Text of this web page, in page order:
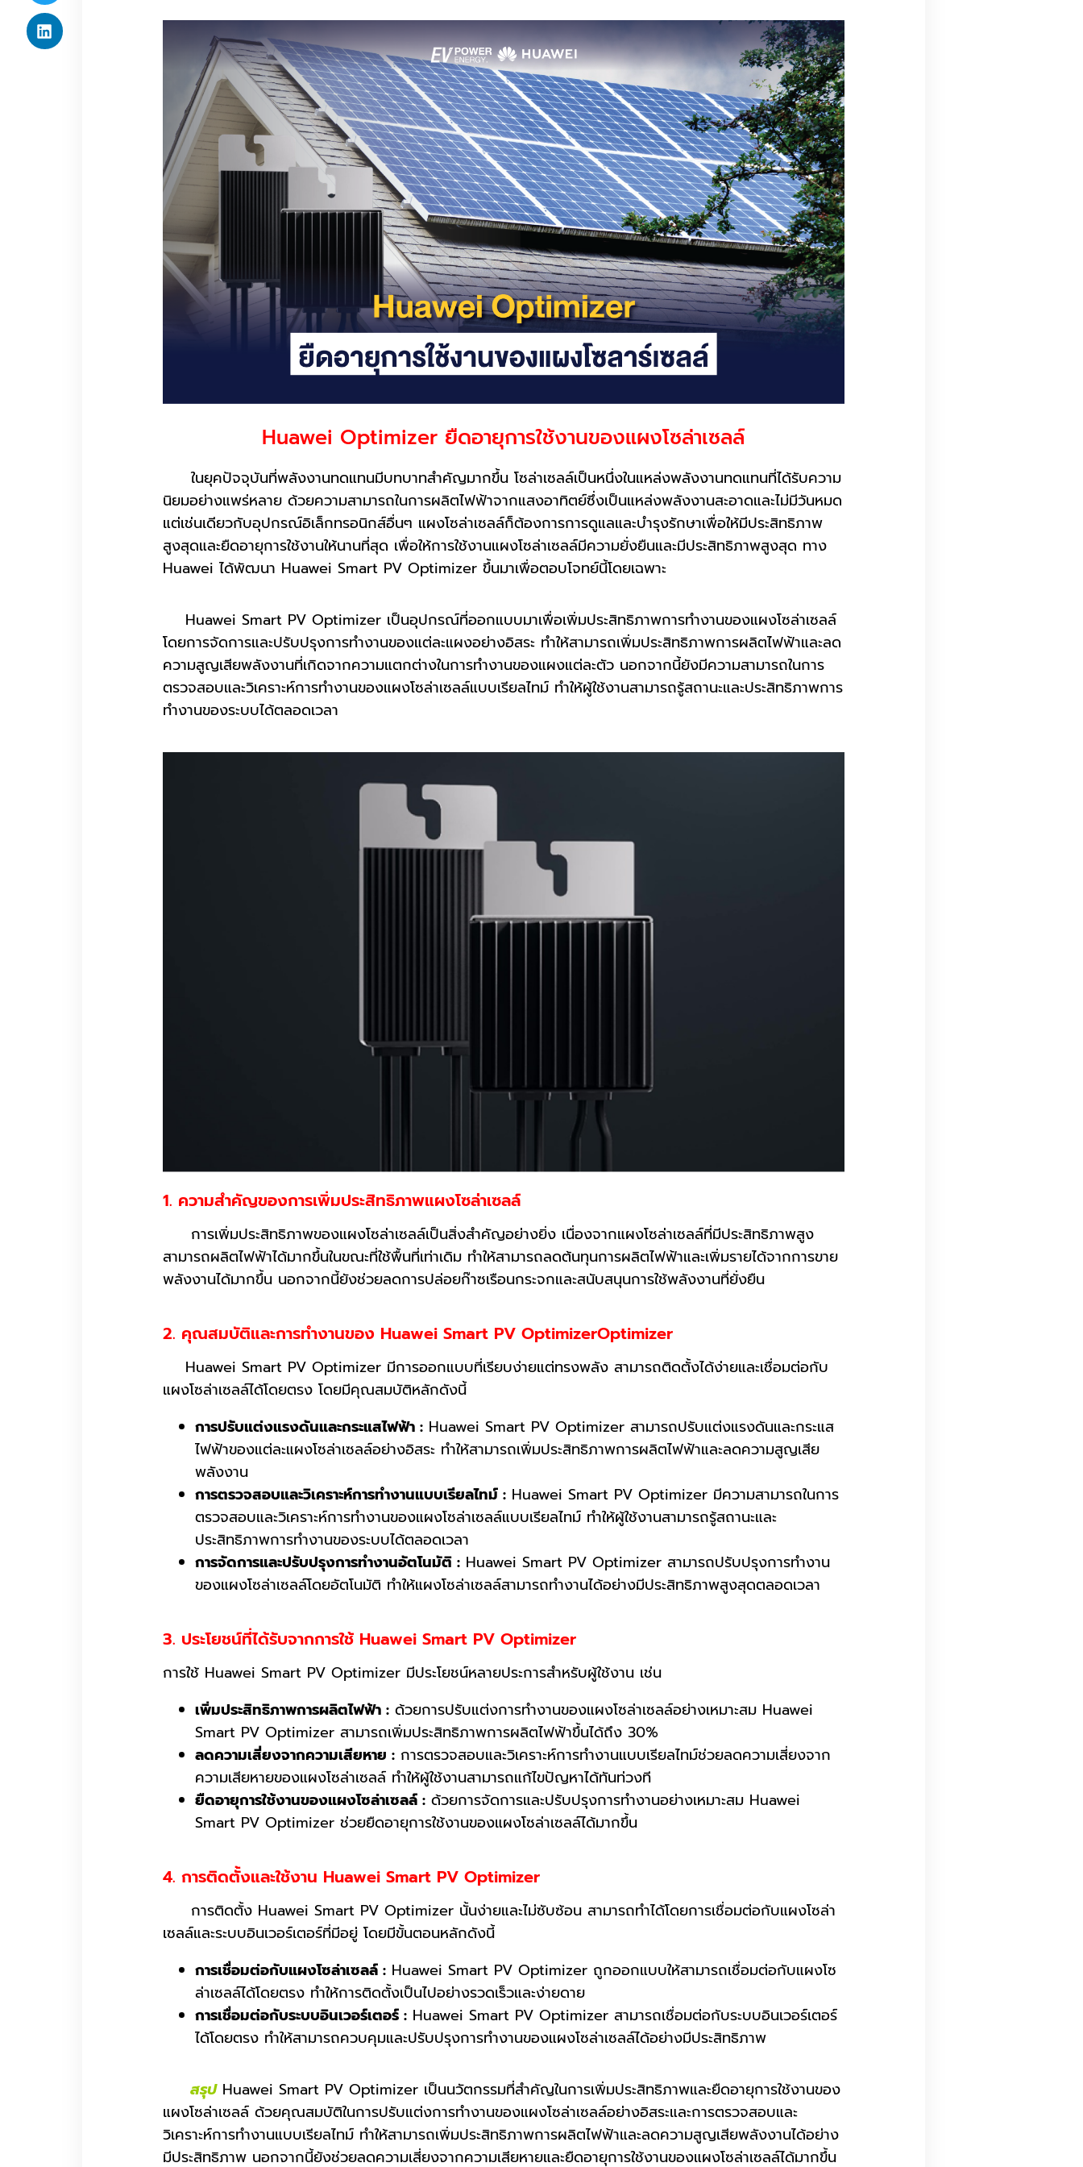
Huawei Optimizer ยืดอายุการใช้งานของแผงโซล่าเซลล์
ในยุคปัจจุบันที่พลังงานทดแทนมีบทบาทสำคัญมากขึ้น โซล่าเซลล์เป็นหนึ่งในแหล่งพลังงานทดแทนที่ได้รับความ
นิยมอย่างแพร่หลาย ด้วยความสามารถในการผลิตไฟฟ้าจากแสงอาทิตย์ซึ่งเป็นแหล่งพลังงานสะอาดและไม่มีวันหมด
แต่เช่นเดียวกับอุปกรณ์อิเล็กทรอนิกส์อื่นๆ แผงโซล่าเซลล์ก็ต้องการการดูแลและบำรุงรักษาเพื่อให้มีประสิทธิภาพ
สูงสุดและยืดอายุการใช้งานให้นานที่สุด เพื่อให้การใช้งานแผงโซล่าเซลล์มีความยั่งยืนและมีประสิทธิภาพสูงสุด ทาง
Huawei ได้พัฒนา Huawei Smart PV Optimizer ขึ้นมาเพื่อตอบโจทย์นี้โดยเฉพาะ
Huawei Smart PV Optimizer เป็นอุปกรณ์ที่ออกแบบมาเพื่อเพิ่มประสิทธิภาพการทำงานของแผงโซล่าเซลล์
โดยการจัดการและปรับปรุงการทำงานของแต่ละแผงอย่างอิสระ ทำให้สามารถเพิ่มประสิทธิภาพการผลิตไฟฟ้าและลด
ความสูญเสียพลังงานที่เกิดจากความแตกต่างในการทำงานของแผงแต่ละตัว นอกจากนี้ยังมีความสามารถในการ
ตรวจสอบและวิเคราะห์การทำงานของแผงโซล่าเซลล์แบบเรียลไทม์ ทำให้ผู้ใช้งานสามารถรู้สถานะและประสิทธิภาพการ
ทำงานของระบบได้ตลอดเวลา
1. ความสำคัญของการเพิ่มประสิทธิภาพแผงโซล่าเซลล์
การเพิ่มประสิทธิภาพของแผงโซล่าเซลล์เป็นสิ่งสำคัญอย่างยิ่ง เนื่องจากแผงโซล่าเซลล์ที่มีประสิทธิภาพสูง
สามารถผลิตไฟฟ้าได้มากขึ้นในขณะที่ใช้พื้นที่เท่าเดิม ทำให้สามารถลดต้นทุนการผลิตไฟฟ้าและเพิ่มรายได้จากการขาย
พลังงานได้มากขึ้น นอกจากนี้ยังช่วยลดการปล่อยก๊าซเรือนกระจกและสนับสนุนการใช้พลังงานที่ยั่งยืน
2. คุณสมบัติและการทำงานของ Huawei Smart PV OptimizerOptimizer
Huawei Smart PV Optimizer มีการออกแบบที่เรียบง่ายแต่ทรงพลัง สามารถติดตั้งได้ง่ายและเชื่อมต่อกับ
แผงโซล่าเซลล์ได้โดยตรง โดยมีคุณสมบัติหลักดังนี้
การปรับแต่งแรงดันและกระแสไฟฟ้า : Huawei Smart PV Optimizer สามารถปรับแต่งแรงดันและกระแส
ไฟฟ้าของแต่ละแผงโซล่าเซลล์อย่างอิสระ ทำให้สามารถเพิ่มประสิทธิภาพการผลิตไฟฟ้าและลดความสูญเสีย
พลังงาน
การตรวจสอบและวิเคราะห์การทำงานแบบเรียลไทม์ : Huawei Smart PV Optimizer มีความสามารถในการ
ตรวจสอบและวิเคราะห์การทำงานของแผงโซล่าเซลล์แบบเรียลไทม์ ทำให้ผู้ใช้งานสามารถรู้สถานะและ
ประสิทธิภาพการทำงานของระบบได้ตลอดเวลา
การจัดการและปรับปรุงการทำงานอัตโนมัติ : Huawei Smart PV Optimizer สามารถปรับปรุงการทำงาน
ของแผงโซล่าเซลล์โดยอัตโนมัติ ทำให้แผงโซล่าเซลล์สามารถทำงานได้อย่างมีประสิทธิภาพสูงสุดตลอดเวลา
3. ประโยชน์ที่ได้รับจากการใช้ Huawei Smart PV Optimizer
การใช้ Huawei Smart PV Optimizer มีประโยชน์หลายประการสำหรับผู้ใช้งาน เช่น
เพิ่มประสิทธิภาพการผลิตไฟฟ้า : ด้วยการปรับแต่งการทำงานของแผงโซล่าเซลล์อย่างเหมาะสม Huawei
Smart PV Optimizer สามารถเพิ่มประสิทธิภาพการผลิตไฟฟ้าขึ้นได้ถึง 30%
ลดความเสี่ยงจากความเสียหาย : การตรวจสอบและวิเคราะห์การทำงานแบบเรียลไทม์ช่วยลดความเสี่ยงจาก
ความเสียหายของแผงโซล่าเซลล์ ทำให้ผู้ใช้งานสามารถแก้ไขปัญหาได้ทันท่วงที
ยืดอายุการใช้งานของแผงโซล่าเซลล์ : ด้วยการจัดการและปรับปรุงการทำงานอย่างเหมาะสม Huawei
Smart PV Optimizer ช่วยยืดอายุการใช้งานของแผงโซล่าเซลล์ได้มากขึ้น
4. การติดตั้งและใช้งาน Huawei Smart PV Optimizer
การติดตั้ง Huawei Smart PV Optimizer นั้นง่ายและไม่ซับซ้อน สามารถทำได้โดยการเชื่อมต่อกับแผงโซล่า
เซลล์และระบบอินเวอร์เตอร์ที่มีอยู่ โดยมีขั้นตอนหลักดังนี้
การเชื่อมต่อกับแผงโซล่าเซลล์ : Huawei Smart PV Optimizer ถูกออกแบบให้สามารถเชื่อมต่อกับแผงโซ
ล่าเซลล์ได้โดยตรง ทำให้การติดตั้งเป็นไปอย่างรวดเร็วและง่ายดาย
การเชื่อมต่อกับระบบอินเวอร์เตอร์ : Huawei Smart PV Optimizer สามารถเชื่อมต่อกับระบบอินเวอร์เตอร์
ได้โดยตรง ทำให้สามารถควบคุมและปรับปรุงการทำงานของแผงโซล่าเซลล์ได้อย่างมีประสิทธิภาพ
สรุปHuawei Smart PV Optimizer เป็นนวัตกรรมที่สำคัญในการเพิ่มประสิทธิภาพและยืดอายุการใช้งานของ
แผงโซล่าเซลล์ ด้วยคุณสมบัติในการปรับแต่งการทำงานของแผงโซล่าเซลล์อย่างอิสระและการตรวจสอบและ
วิเคราะห์การทำงานแบบเรียลไทม์ ทำให้สามารถเพิ่มประสิทธิภาพการผลิตไฟฟ้าและลดความสูญเสียพลังงานได้อย่าง
มีประสิทธิภาพ นอกจากนี้ยังช่วยลดความเสี่ยงจากความเสียหายและยืดอายุการใช้งานของแผงโซล่าเซลล์ได้มากขึ้น